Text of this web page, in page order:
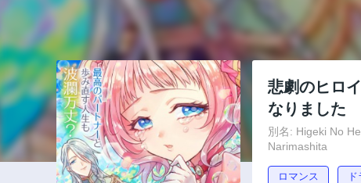
悲劇のヒロ
なりました
別名: Higeki No
Narimashita
ロマンス